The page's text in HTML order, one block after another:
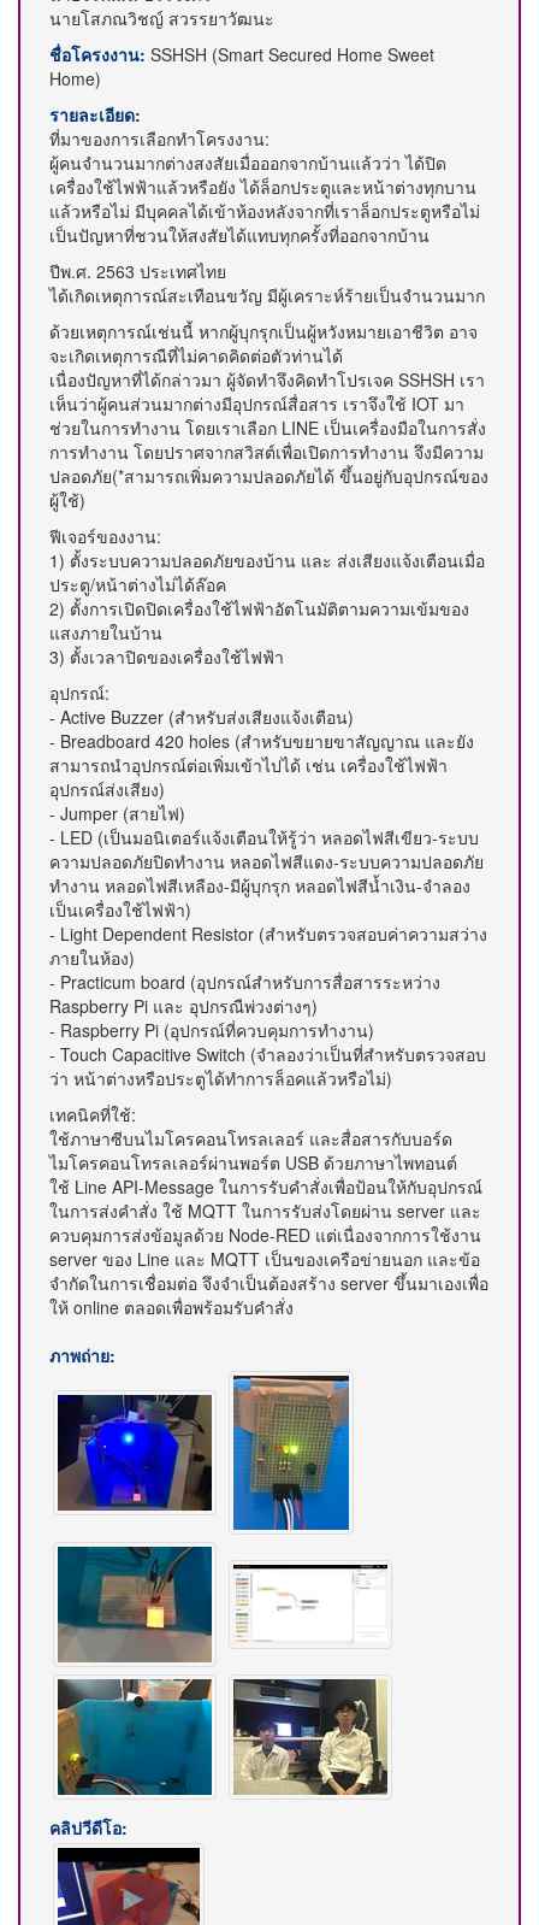
นายโสภณวิชญ์ สวรรยาวัฒนะ
ชื่อโครงงาน: SSHSH (Smart Secured Home Sweet
Home)
รายละเอียด:
ที่มาของการเลือกทำโครงงาน:
ผู้คนจำนวนมากต่างสงสัยเมื่อออกจากบ้านแล้วว่า ได้ปิด
เครื่องใช้ไฟฟ้าแล้วหรือยัง ได้ล็อกประตูและหน้าต่างทุกบาน
แล้วหรือไม่ มีบุคคลได้เข้าห้องหลังจากที่เราล็อกประตูหรือไม่
เป็นปัญหาที่ชวนให้สงสัยได้แทบทุกครั้งที่ออกจากบ้าน
ปีพ.ศ. 2563 ประเทศไทย
ได้เกิดเหตุการณ์สะเทือนขวัญ มีผู้เคราะห์ร้ายเป็นจำนวนมาก
ด้วยเหตุการณ์เช่นนี้ หากผู้บุกรุกเป็นผู้หวังหมายเอาชีวิต อาจ
จะเกิดเหตุการณืที่ไม่คาดคิดต่อตัวท่านได้
เนื่องปัญหาที่ได้กล่าวมา ผู้จัดทำจึงคิดทำโปรเจค SSHSH เรา
เห็นว่าผู้คนส่วนมากต่างมีอุปกรณ์สื่อสาร เราจึงใช้ IOT มา
ช่วยในการทำงาน โดยเราเลือก LINE เป็นเครื่องมือในการสั่ง
การทำงาน โดยปราศจากสวิสต์เพื่อเปิดการทำงาน จึงมีความ
ปลอดภัย(*สามารถเพิ่มความปลอดภัยได้ ขึ้นอยู่กับอุปกรณ์ของ
ผู้ใช้)
ฟีเจอร์ของงาน:
1) ตั้งระบบความปลอดภัยของบ้าน และ ส่งเสียงแจ้งเตือนเมื่อ
ประตู/หน้าต่างไม่ได้ล๊อค
2) ตั้งการเปิดปิดเครื่องใช้ไฟฟ้าอัตโนมัติตามความเข้มของ
แสงภายในบ้าน
3) ตั้งเวลาปิดของเครื่องใช้ไฟฟ้า
อุปกรณ์:
- Active Buzzer (สำหรับส่งเสียงแจ้งเตือน)
- Breadboard 420 holes (สำหรับขยายขาสัญญาณ และยัง
สามารถนำอุปกรณ์ต่อเพิ่มเข้าไปได้ เช่น เครื่องใช้ไฟฟ้า
อุปกรณ์ส่งเสียง)
- Jumper (สายไฟ)
- LED (เป็นมอนิเตอร์แจ้งเตือนให้รู้ว่า หลอดไฟสีเขียว-ระบบ
ความปลอดภัยปิดทำงาน หลอดไฟสีแดง-ระบบความปลอดภัย
ทำงาน หลอดไฟสีเหลือง-มีผู้บุกรุก หลอดไฟสีน้ำเงิน-จำลอง
เป็นเครื่องใช้ไฟฟ้า)
- Light Dependent Resistor (สำหรับตรวจสอบค่าความสว่าง
ภายในห้อง)
- Practicum board (อุปกรณ์สำหรับการสื่อสารระหว่าง
Raspberry Pi และ อุปกรณืพ่วงต่างๆ)
- Raspberry Pi (อุปกรณ์ที่ควบคุมการทำงาน)
- Touch Capacitive Switch (จำลองว่าเป็นที่สำหรับตรวจสอบ
ว่า หน้าต่างหรือประตูได้ทำการล็อคแล้วหรือไม่)
เทคนิคที่ใช้:
ใช้ภาษาซีบนไมโครคอนโทรลเลอร์ และสื่อสารกับบอร์ด
ไมโครคอนโทรลเลอร์ผ่านพอร์ต USB ด้วยภาษาไพทอนต์
ใช้ Line API-Message ในการรับคำสั่งเพื่อป้อนให้กับอุปกรณ์
ในการส่งคำสั่ง ใช้ MQTT ในการรับส่งโดยผ่าน server และ
ควบคุมการส่งข้อมูลด้วย Node-RED แต่เนื่องจากการใช้งาน
server ของ Line และ MQTT เป็นของเครือข่ายนอก และข้อ
จำกัดในการเชื่อมต่อ จึงจำเป็นต้องสร้าง server ขึ้นมาเองเพื่อ
ให้ online ตลอดเพื่อพร้อมรับคำสั่ง
ภาพถ่าย:
คลิปวีดีโอ: